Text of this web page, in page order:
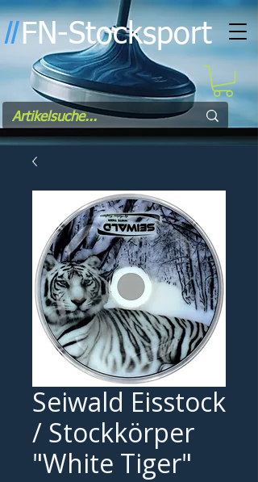
ll FN-Stocksport
Seiwald Eisstock
/ Stockkörper
"White Tiger"